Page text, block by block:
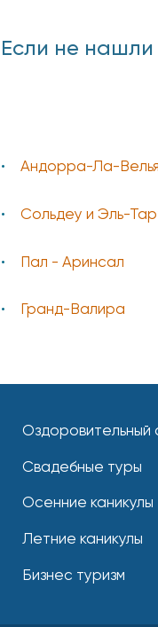
Если не нашли
Андорра-Ла-Велья
Сольдеу и Эль-
Пал - Аринсал
Гранд-Валира
Оздоровительный
Свадебные туры
Осенние каникулы
Летние каникулы
Бизнес туризм